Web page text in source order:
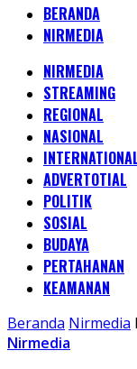
BERANDA
NIRMEDIA
NIRMEDIA
STREAMING
REGIONAL
NASIONAL
ADVERTOTIAL
POLITIK
SOSIAL
BUDAYA
PERTAHANAN
KEAMANAN
Beranda Nirmedia
Nirmedia